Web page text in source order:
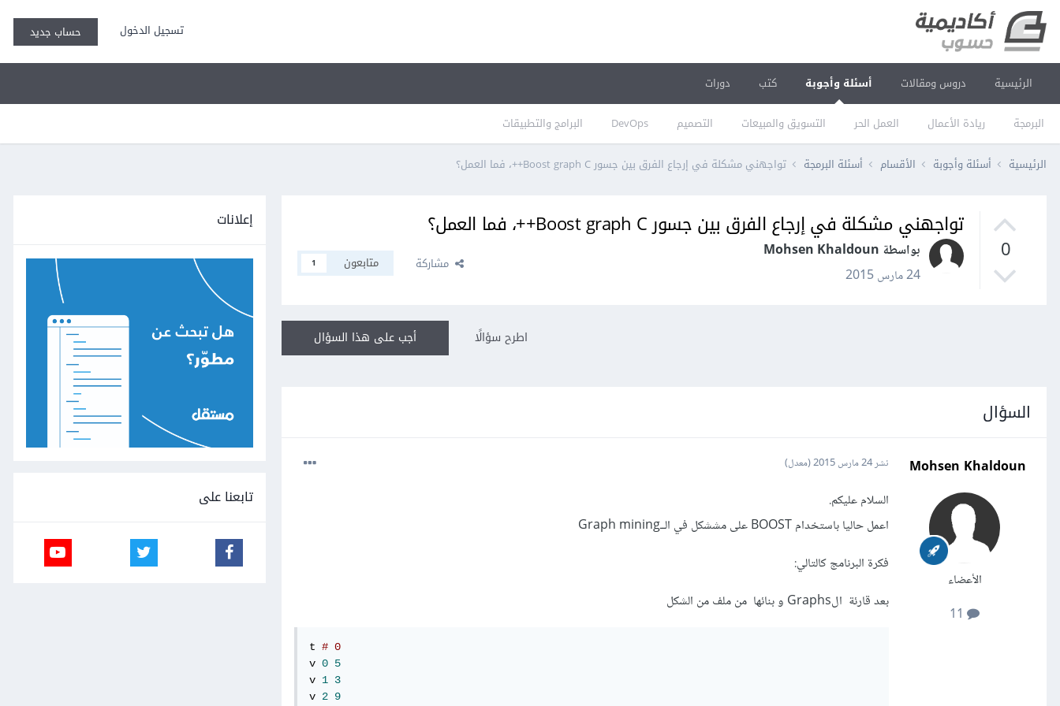
تسجيل الدخول حساب جديد
الرئيسية دروس ومقالات أسئلة وأجوبة
البرمجة ريادة الأعمال العمل الحر التسويق والمبيعات التصميم DevOps البرامج والتطبيقات
كتب دورات
الرئيسية أسئلة وأجوبة الأقسام أسئلة البرمجة تواجهني مشكلة في إرجاع الفرق بين جسور Boost graph C++، فما العمل؟
0
تواجهني مشكلة في إرجاع الفرق بين جسور Boost graph C++، فما العمل؟
بواسطة Mohsen Khaldoun
24 مارس 2015
مشاركة متابعون 1
أجب على هذا السؤال اطرح سؤالًا
السؤال
Mohsen Khaldoun
الأعضاء
نشر24 مارس 2015 (معدل)
السلام عليكم.
اعمل حاليا باستخدام BOOST على مششكل في الــGraph mining
فكرة البرنامج كالتالي:
بعد قارئة الGraphs و بنائها من ملف من الشكل
t # 0
v 0 5
v 1 3
v 2 9
إعلانات
تابعنا على